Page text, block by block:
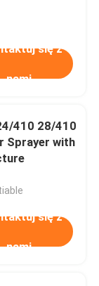
się z
nami
410 28/410
Sprayer with
się z
nami